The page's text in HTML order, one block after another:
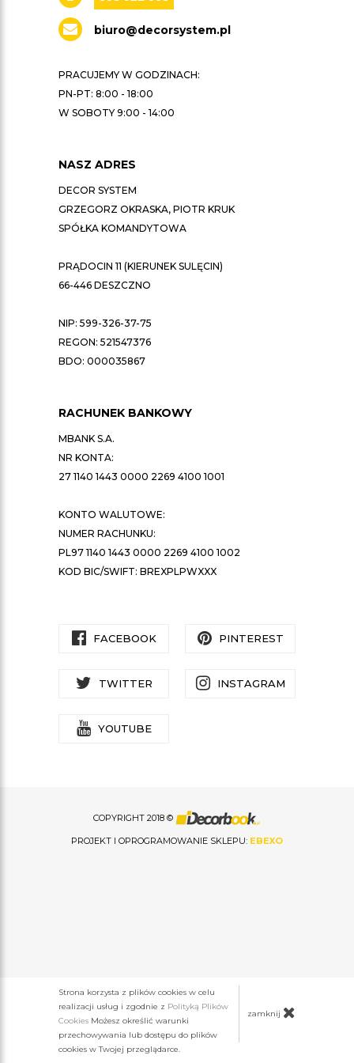
biuro@decorsystem.pl
PRACUJEMY W GODZINACH:
PN-PT: 8:00 - 18:00
W SOBOTY 9:00 - 14:00
NASZ ADRES
DECOR SYSTEM
GRZEGORZ OKRASKA, PIOTR KRUK
SPÓŁKA KOMANDYTOWA
PRĄDOCIN 11 (KIERUNEK SULĘCIN)
66-446 DESZCZNO
NIP: 599-326-37-75
REGON: 521547376
BDO: 000035867
RACHUNEK BANKOWY
MBANK S.A.
NR KONTA:
27 1140 1443 0000 2269 4100 1001
KONTO WALUTOWE:
NUMER RACHUNKU:
PL97 1140 1443 0000 2269 4100 1002
KOD BIC/SWIFT: BREXPLPWXXX
FACEBOOK PINTEREST
TWITTER INSTAGRAM
YOUTUBE
COPYRIGHT 2018 ©
PROJEKT I OPROGRAMOWANIE SKLEPU: EBEXO
Strona korzysta z plików cookies w celu
realizacji usług i zgodnie z Polityką Plików
Cookies Możesz określić warunki
przechowywania lub dostępu do plików
cookies w Twojej przeglądarce.
zamknij